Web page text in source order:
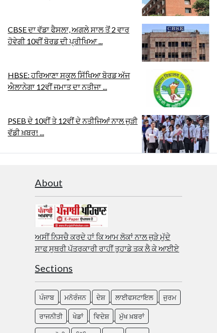
CBSE ਦਾ ਵੱਡਾ ਫੈਸਲਾ, ਅਗਲੇ ਸਾਲ ਤੋਂ 2 ਵਾਰ
ਹੋਵੇਗੀ 10ਵੀਂ ਬੋਰਡ ਦੀ ਪ੍ਰੀਖਿਆ ...
HBSE: ਹਰਿਆਣਾ ਸਕੂਲ ਸਿੱਖਿਆ ਬੋਰਡ ਅੱਜ
ਐਲਾਨੇਗਾ 12ਵੀਂ ਜਮਾਤ ਦਾ ਨਤੀਜਾ ...
PSEB ਦੇ 10ਵੀਂ ਤੇ 12ਵੀਂ ਦੇ ਨਤੀਜਿਆਂ ਨਾਲ ਜੁੜੀ
ਵੱਡੀ ਖ਼ਬਰ! ...
About
ਅਸੀਂ ਨਿਸਚੈ ਕਰਦੇ ਹਾਂ ਕਿ ਆਮ ਲੋਕਾਂ ਨਾਲ ਜੁੜੇ ਮੁੱਦੇ
ਸਾਫ ਸੁਥਰੀ ਪੱਤਰਕਾਰੀ ਰਾਹੀਂ ਤੁਹਾਡੇ ਤਕ ਲੈ ਕੇ ਆਈਏ
Sections
ਪੰਜਾਬ ਮਨੋਰੰਜਨ ਦੇਸ਼ ਲਾਈਫਸਟਾਇਲ ਜੁਰਮ
ਰਾਜਨੀਤੀ ਖੇਡਾਂ ਵਿਦੇਸ਼ ਮੁੱਖ ਖ਼ਬਰਾਂ